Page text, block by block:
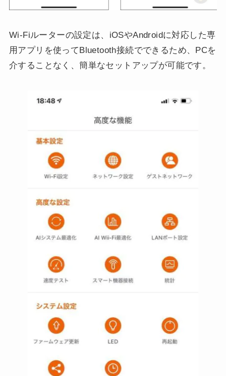
Wi-Fiルーターの設定は、iOSやAndroidに対応した専
用アプリを使ってBluetooth接続でできるため、PCを
介することなく、簡単なセットアップが可能です。